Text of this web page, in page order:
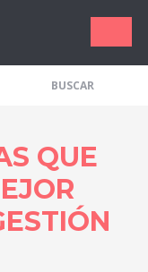
Los
QUE